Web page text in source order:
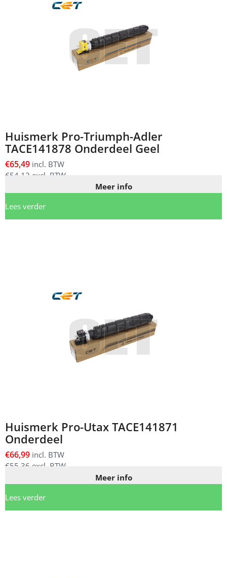
Huismerk Pro-Triumph-Adler
TACE141878 Onderdeel Geel
€65,49 incl. BTW
€54,12 excl. BTW
Meer info
Lees verder
Huismerk Pro-Utax TACE141871
Onderdeel
€66,99 incl. BTW
€55,36 excl. BTW
Meer info
Lees verder